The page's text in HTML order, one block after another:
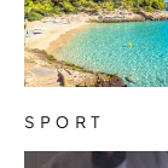
SPORT